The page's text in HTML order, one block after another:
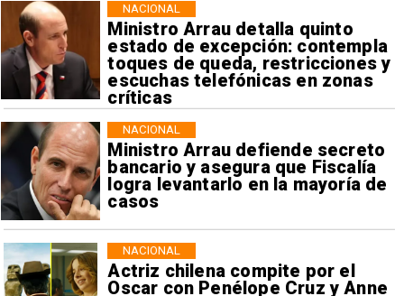
Ministro Arrau detalla quinto
estado de excepción: contempla
toques de queda, restricciones y
escuchas telefónicas en zonas
críticas
NACIONAL
Ministro Arrau defiende secreto
bancario y asegura que Fiscalía
logra levantarlo en la mayoría de
casos
NACIONAL
Actriz chilena compite por el
Oscar con Penélope Cruz y Anne
NACIONAL